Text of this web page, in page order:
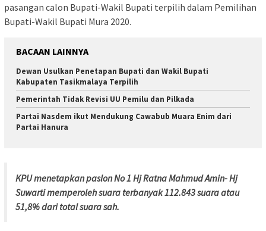
pasangan calon Bupati-Wakil Bupati terpilih dalam Pemilihan
Bupati-Wakil Bupati Mura 2020.
BACAAN LAINNYA
Dewan Usulkan Penetapan Bupati dan Wakil Bupati
Kabupaten Tasikmalaya Terpilih
Pemerintah Tidak Revisi UU Pemilu dan Pilkada
Partai Nasdem ikut Mendukung Cawabub Muara Enim dari
Partai Hanura
KPU menetapkan paslon No 1 Hj Ratna Mahmud Amin- Hj
Suwarti memperoleh suara terbanyak 112.843 suara atau
51,8% dari total suara sah.